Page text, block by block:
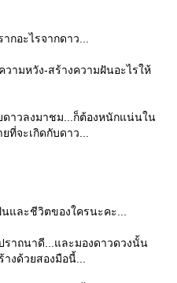
กอะไรจากดาว...
ามหวัง-สร้างความฝันอะไรให้
าวลงมาชม...ก็ต้องหนักแน่นใน
จะเกิดกับดาว...
และชีวิตของใครนะคะ...
ราถนาดี...และมองดาวดวงนั้น
งด้วยสองมือนี้...